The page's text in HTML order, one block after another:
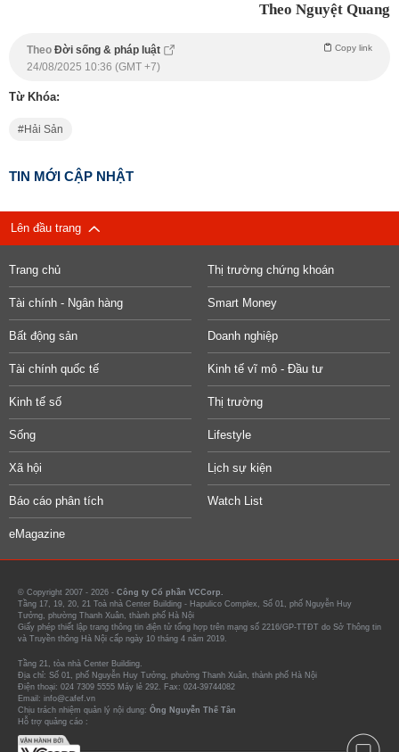
Theo Nguyệt Quang
Theo Đời sống & pháp luật Copy link
24/08/2025 10:36 (GMT +7)
Từ Khóa:
Hải Sản
TIN MỚI CẬP NHẬT
Lên đầu trang
Trang chủ Thị trường chứng khoán
Tài chính - Ngân hàng Smart Money
Bất động sản Doanh nghiệp
Tài chính quốc tế Kinh tế vĩ mô - Đầu tư
Kinh tế số Thị trường
Sống Lifestyle
Xã hội Lịch sự kiện
Báo cáo phân tích Watch List
eMagazine
© Copyright 2007 - 2026 - Công ty Cổ phần VCCorp.
Tầng 17, 19, 20, 21 Toà nhà Center Building - Hapulico Complex, Số 01, phố Nguyễn Huy
Tưởng, phường Thanh Xuân, thành phố Hà Nội
Giấy phép thiết lập trang thông tin điện tử tổng hợp trên mạng số 2216/GP-TTĐT do Sở Thông tin
và Truyền thông Hà Nội cấp ngày 10 tháng 4 năm 2019.
Tầng 21, tòa nhà Center Building.
Địa chỉ: Số 01, phố Nguyễn Huy Tưởng, phường Thanh Xuân, thành phố Hà Nội
Điện thoại: 024 7309 5555 Máy lẻ 292. Fax: 024-39744082
Email: info@cafef.vn
Chịu trách nhiệm quản lý nội dung: Ông Nguyễn Thế Tân
Hỗ trợ quảng cáo :